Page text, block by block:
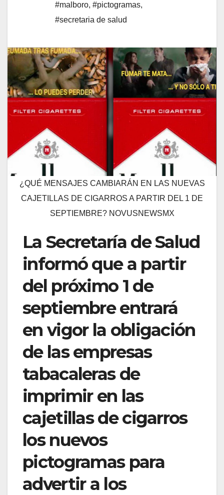
#malboro, #pictogramas,
#secretaria de salud
¿QUÉ MENSAJES CAMBIARÁN EN LAS NUEVAS
CAJETILLAS DE CIGARROS A PARTIR DEL 1 DE
SEPTIEMBRE? NOVUSNEWSMX
La Secretaría de Salud
informó que a partir
del próximo 1 de
septiembre entrará
en vigor la obligación
de las empresas
tabacaleras de
imprimir en las
cajetillas de cigarros
los nuevos
pictogramas para
advertir a los